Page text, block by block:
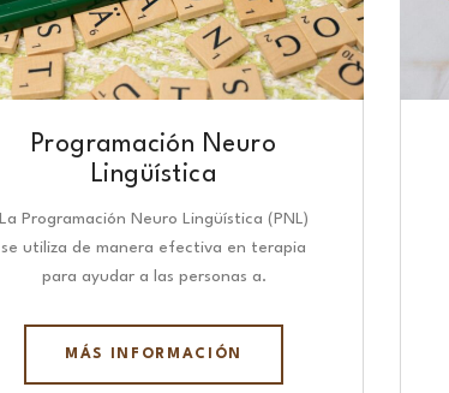
Programación Neuro
Lingüística​
La Programación Neuro Lingüística (PNL)
se utiliza de manera efectiva en terapia
para ayudar a las personas a.
MÁS INFORMACIÓN